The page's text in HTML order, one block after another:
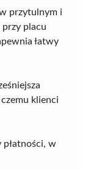
przytulnym i
placu
łatwy
klienci
w